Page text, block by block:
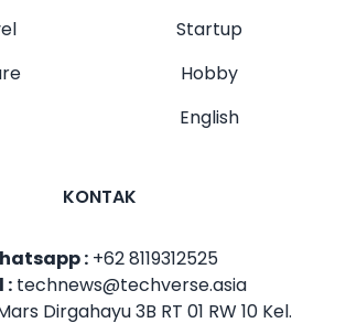
Startup
Hobby
English
KONTAK
: +62 8119312525
: technews@techverse.asia
Dirgahayu 3B RT 01 RW 10 Kel.